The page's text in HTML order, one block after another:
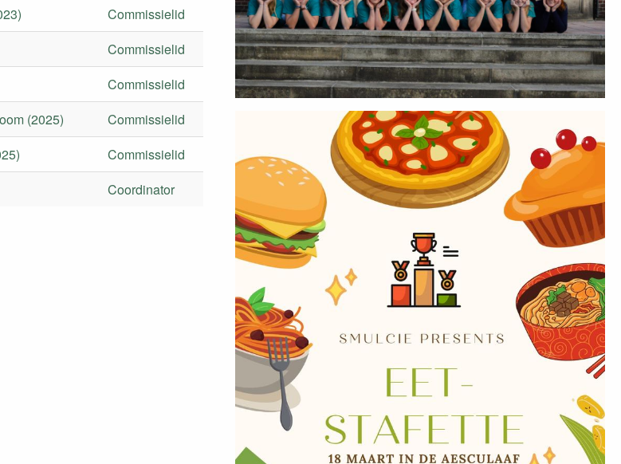
Commissielid
Commissielid
Commissielid
(2025)
Commissielid
Commissielid
Coordinator